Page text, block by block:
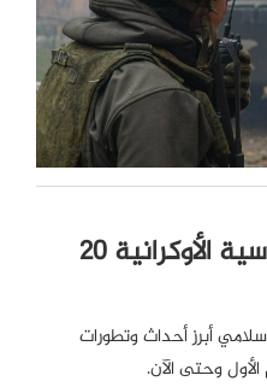
آخر تطورات الحرب الروسية الأوكرانية 20
أبرز أحداث وتطورات
الأول وحتى الآن.